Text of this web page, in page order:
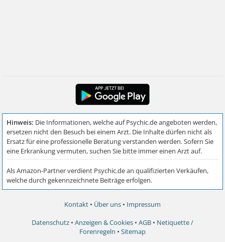
Kontakt • Über uns • Impressum
Datenschutz • Anzeigen & Cookies • AGB • Netiquette /
Forenregeln • Sitemap